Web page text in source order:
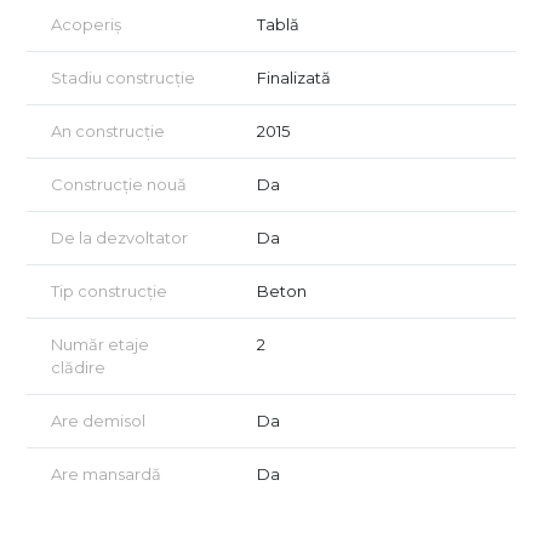
Acoperiș Tablă
Stadiu construcție Finalizată
An construcție 2015
Construcție nouă Da
De la dezvoltator Da
Tip construcție Beton
Număr etaje
clădire
2
Are demisol Da
Are mansardă Da